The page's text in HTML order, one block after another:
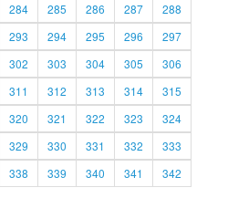
284 285 286 287
288
293 294 295 296
297
302 303 304 305
306
311 312 313 314
315
320 321 322 323
324
329 330 331 332
333
338 339 340 341
342